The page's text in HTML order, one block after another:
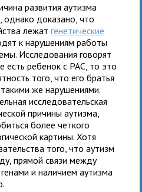
развития аутизма
однако доказано, что
лежатгенетические
к нарушениям работы
Исследования говорят
есть ребенок с РАС, то это
того, что его братья
же нарушениями.
исследовательская
причины аутизма,
более четкого
картины. Хотя
того, что аутизм
прямой связи между
и наличием аутизма